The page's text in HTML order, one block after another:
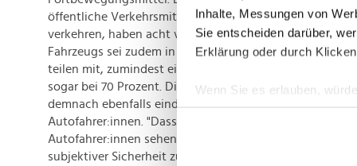
Inhalte, Messungen von
Sie entscheiden darüber,
Erklärung oder durch
Wenn Sie es erlauben,
Informationen über
Erfahren Sie mehr darüber,
öffentliche Verkehrsmittel oft fehlen oder zu
verkehren, haben acht von zehn Personen ein Auto. Der
Fahrzeugs sei zudem in Österreich weitverbreitet: 65
teilen mit, zumindest ein Auto zu besitzen. Bei Männern
sogar bei 70 Prozent. Die Selbsteinschätzung in puncto
demnach ebenfalls eindeutig: 84 Prozent bezeichnen
Autofahrer:innen. "Dass sich Österreicher:innen als
Autofahrer:innen sehen, scheint ein Ausdruck von
subjektiver Sicherheit zu sein", sagt Wendler. Jüngere bis